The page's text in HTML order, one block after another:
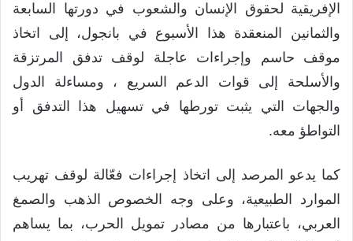
الإفريقية لحقوق الإنسان والشعوب في دورتها السابعة
والثمانين المنعقدة هذا الأسبوع في بانجول، إلى اتخاذ
موقف حاسم وإجراءات عاجلة لوقف تدفق المرتزقة
والأسلحة إلى قوات الدعم السريع ، ومساءلة الدول
والجهات التي يثبت تورطها في تسهيل هذا التدفق أو
التواطؤ معه.
كما يدعو المرصد إلى اتخاذ إجراءات فعّالة لوقف تهريب
الموارد الطبيعية، وعلى وجه الخصوص الذهب والصمغ
العربي، باعتبارها من مصادر تمويل الحرب، بما يساهم